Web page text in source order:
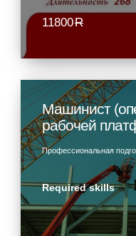
11800R
Машинист
рабочей
Профессиональная
Required skills